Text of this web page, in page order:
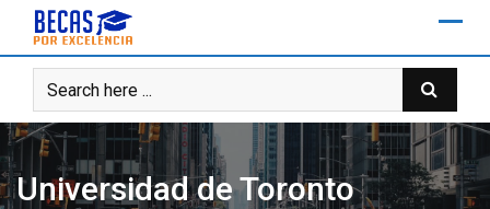
content
Universidad de Toronto